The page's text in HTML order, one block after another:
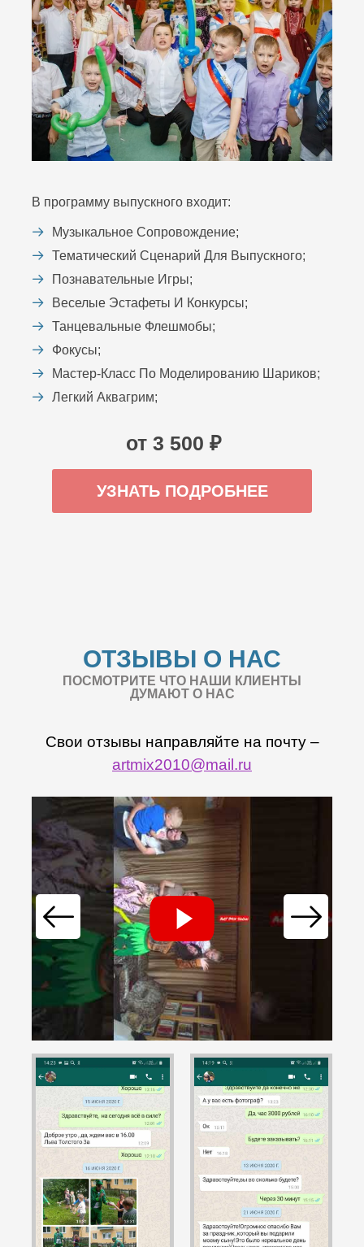
В программу выпускного входит:
Музыкальное Сопровождение;
Тематический Сценарий Для Выпускного;
Познавательные Игры;
Веселые Эстафеты И Конкурсы;
Танцевальные Флешмобы;
Фокусы;
Мастер-Класс По Моделированию Шариков;
Легкий Аквагрим;
от 3 500 ₽
УЗНАТЬ ПОДРОБНЕЕ
ОТЗЫВЫ О НАС
ПОСМОТРИТЕ ЧТО НАШИ КЛИЕНТЫ
ДУМАЮТ О НАС
Свои отзывы направляйте на почту –
artmix2010@mail.ru